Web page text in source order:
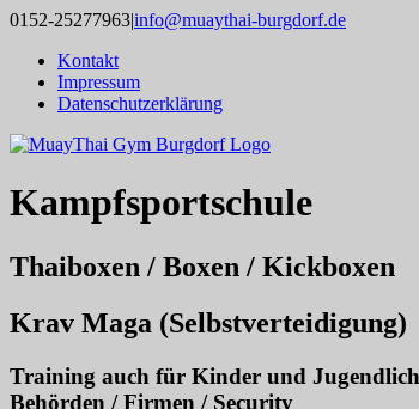
Zum
springen
0152-25277963|info@muaythai-burgdorf.de
Kontakt
Impressum
Datenschutzerklärung
Kampfsportschule
Thaiboxen / Boxen / Kickboxen
Krav Maga (Selbstverteidigung)
Training auch für Kinder und
Behörden / Firmen / Security